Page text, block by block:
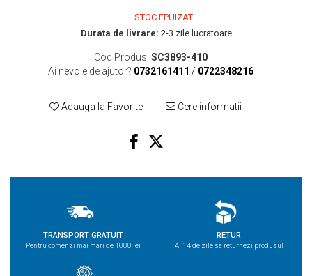
STOC EPUIZAT
Durata de livrare: 2-3 zile lucratoare
Cod Produs: SC3893-410
Ai nevoie de ajutor? 0732161411 / 0722348216
Adauga la Favorite Cere informatii
TRANSPORT GRATUIT
Pentru comenzi mai mari de 1000 lei
RETUR
Ai 14 de zile sa returnezi produsul